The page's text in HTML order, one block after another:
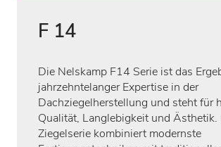
F 14
Die Nelskamp F14 Serie ist das
jahrzehntelanger Expertise in der
Dachziegelherstellung und steht für
Qualität, Langlebigkeit und Ästhetik.
Ziegelserie kombiniert modernste